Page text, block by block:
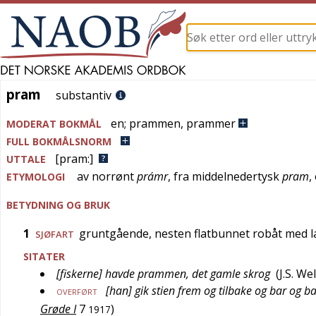
pram
pram substantiv
MODERAT BOKMÅL en; prammen, prammer
FULL BOKMÅLSNORM
UTTALE
[pram:]
ETYMOLOGI av norrøntprámr, fra middelnedertyskpram,
BETYDNING OG BRUK
1 SJØFART gruntgående, nesten flatbunnet robåt med
SITATER
[fiskerne] havde prammen, det gamle skrog (J.S.
OVERFØRT
[han] gik stien frem og tilbake og bar og
Grøde I 7 1917)